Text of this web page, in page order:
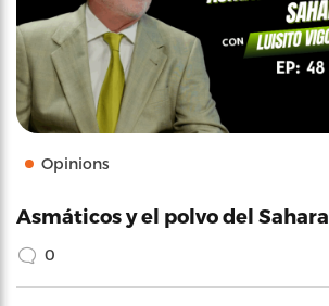
Opinions
Asmáticos y el polvo del Sahara
0